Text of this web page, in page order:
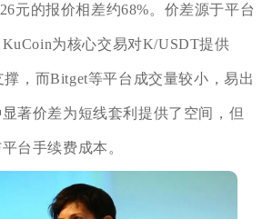
元的报价相差约68%。价差源于平台
为核心交易对K/USDT提供
撑，而Bitget等平台成交量较小，易出
著价差为短线套利提供了空间，但
台手续费成本。